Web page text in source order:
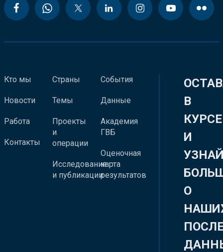
Кто мы
Новости
Работа
Контакты
Страны
Темы
Проекты
и
операции
Исследования
и публикации
События
Данные
Академия
ГВБ
Оценочная
карта
результатов
В
КУРСЕ
И
О